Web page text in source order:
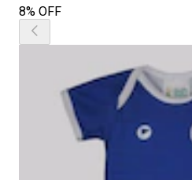
8% OFF